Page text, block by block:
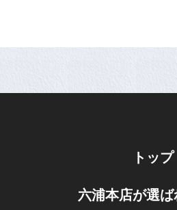
トップ
六浦本店が選